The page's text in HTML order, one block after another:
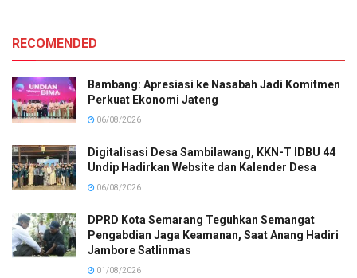
RECOMENDED
Bambang: Apresiasi ke Nasabah Jadi Komitmen
Perkuat Ekonomi Jateng
06/08/2026
Digitalisasi Desa Sambilawang, KKN-T IDBU 44
Undip Hadirkan Website dan Kalender Desa
06/08/2026
DPRD Kota Semarang Teguhkan Semangat
Pengabdian Jaga Keamanan, Saat Anang Hadiri
Jambore Satlinmas
01/08/2026